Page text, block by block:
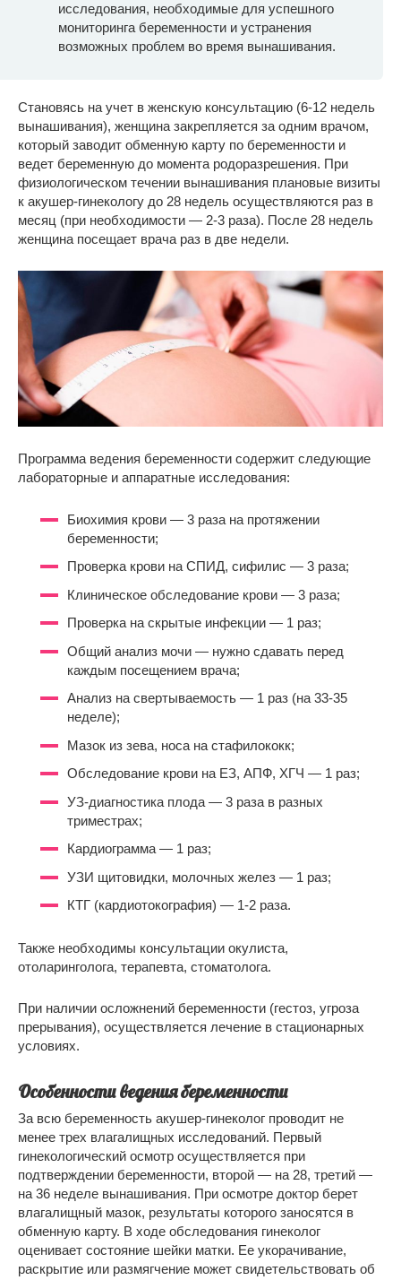
исследования, необходимые для успешного
мониторинга беременности и устранения
возможных проблем во время вынашивания.
Становясь на учет в женскую консультацию (6-12 недель
вынашивания), женщина закрепляется за одним врачом,
который заводит обменную карту по беременности и
ведет беременную до момента родоразрешения. При
физиологическом течении вынашивания плановые визиты
к акушер-гинекологу до 28 недель осуществляются раз в
месяц (при необходимости — 2-3 раза). После 28 недель
женщина посещает врача раз в две недели.
Программа ведения беременности содержит следующие
лабораторные и аппаратные исследования:
Биохимия крови — 3 раза на протяжении
беременности;
Проверка крови на СПИД, сифилис — 3 раза;
Клиническое обследование крови — 3 раза;
Проверка на скрытые инфекции — 1 раз;
Общий анализ мочи — нужно сдавать перед
каждым посещением врача;
Анализ на свертываемость — 1 раз (на 33-35
неделе);
Мазок из зева, носа на стафилококк;
Обследование крови на ЕЗ, АПФ, ХГЧ — 1 раз;
УЗ-диагностика плода — 3 раза в разных
триместрах;
Кардиограмма — 1 раз;
УЗИ щитовидки, молочных желез — 1 раз;
КТГ (кардиотокография) — 1-2 раза.
Также необходимы консультации окулиста,
отоларинголога, терапевта, стоматолога.
При наличии осложнений беременности (гестоз, угроза
прерывания), осуществляется лечение в стационарных
условиях.
Особенности ведения беременности
За всю беременность акушер-гинеколог проводит не
менее трех влагалищных исследований. Первый
гинекологический осмотр осуществляется при
подтверждении беременности, второй — на 28, третий —
на 36 неделе вынашивания. При осмотре доктор берет
влагалищный мазок, результаты которого заносятся в
обменную карту. В ходе обследования гинеколог
оценивает состояние шейки матки. Ее укорачивание,
раскрытие или размягчение может свидетельствовать об